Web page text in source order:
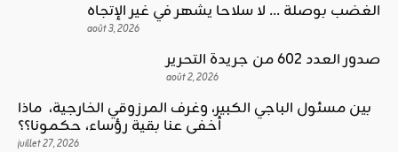
الغضب بوصلة … لا سلاحا يشهر في غير الإتجاه
août 3, 2026
صدور العدد 602 من جريدة التحرير
août 2, 2026
بين مسئول الباجي الكبير، وغرف المرزوقي الخارجية، ماذا
أخفى عنا بقية رؤساء، حكمونا؟؟
juillet 27, 2026